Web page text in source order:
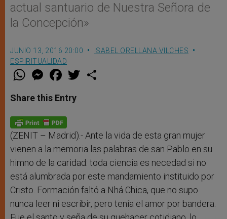
actual santuario de Nuestra Señora de
la Concepción»
JUNIO 13, 2016 20:00
ISABEL ORELLANA VILCHES
ESPIRITUALIDAD
W
t
s
p
p
M
e
s
e
g
e
F
a
e
b
o
k
w
Share this Entry
(ZENIT – Madrid).- Ante la vida de esta gran mujer
vienen a la memoria las palabras de san Pablo en su
himno de la caridad: toda ciencia es necedad si no
está alumbrada por este mandamiento instituido por
Cristo. Formación faltó a Nhá Chica, que no supo
nunca leer ni escribir, pero tenía el amor por bandera.